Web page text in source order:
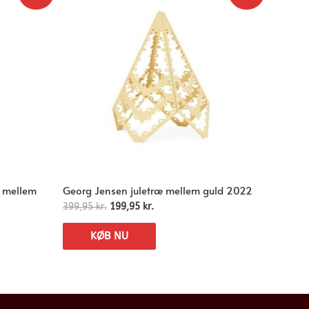
Georg Jensen juletræ mellem guld 2022
399,95kr. 199,95 kr.
KØB NU